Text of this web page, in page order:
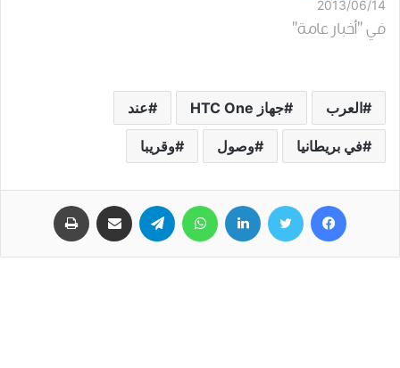
2013/06/14
في "أخبار عامة"
العرب جهاز HTC One عند
في بريطانيا وصول وقريبا
فيسبوك تويتر لينكدإن واتساب تيلقرام مشاركة عبر البريد